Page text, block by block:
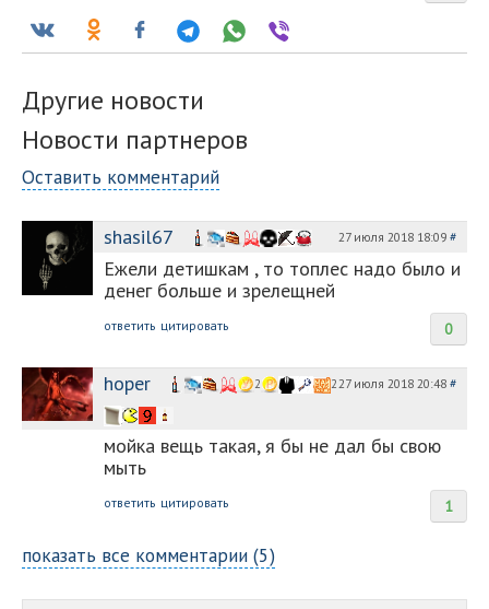
Другие новости
Новости партнеров
Оставить комментарий
shasil67 27 июля 2018 18:09 #
Ежели детишкам , то топлес надо было и
денег больше и зрелещней
0
ответить цитировать
hoper 27 июля 2018 20:48 #
2 2
мойка вещь такая, я бы не дал бы свою
мыть
1
ответить цитировать
показать все комментарии (5)